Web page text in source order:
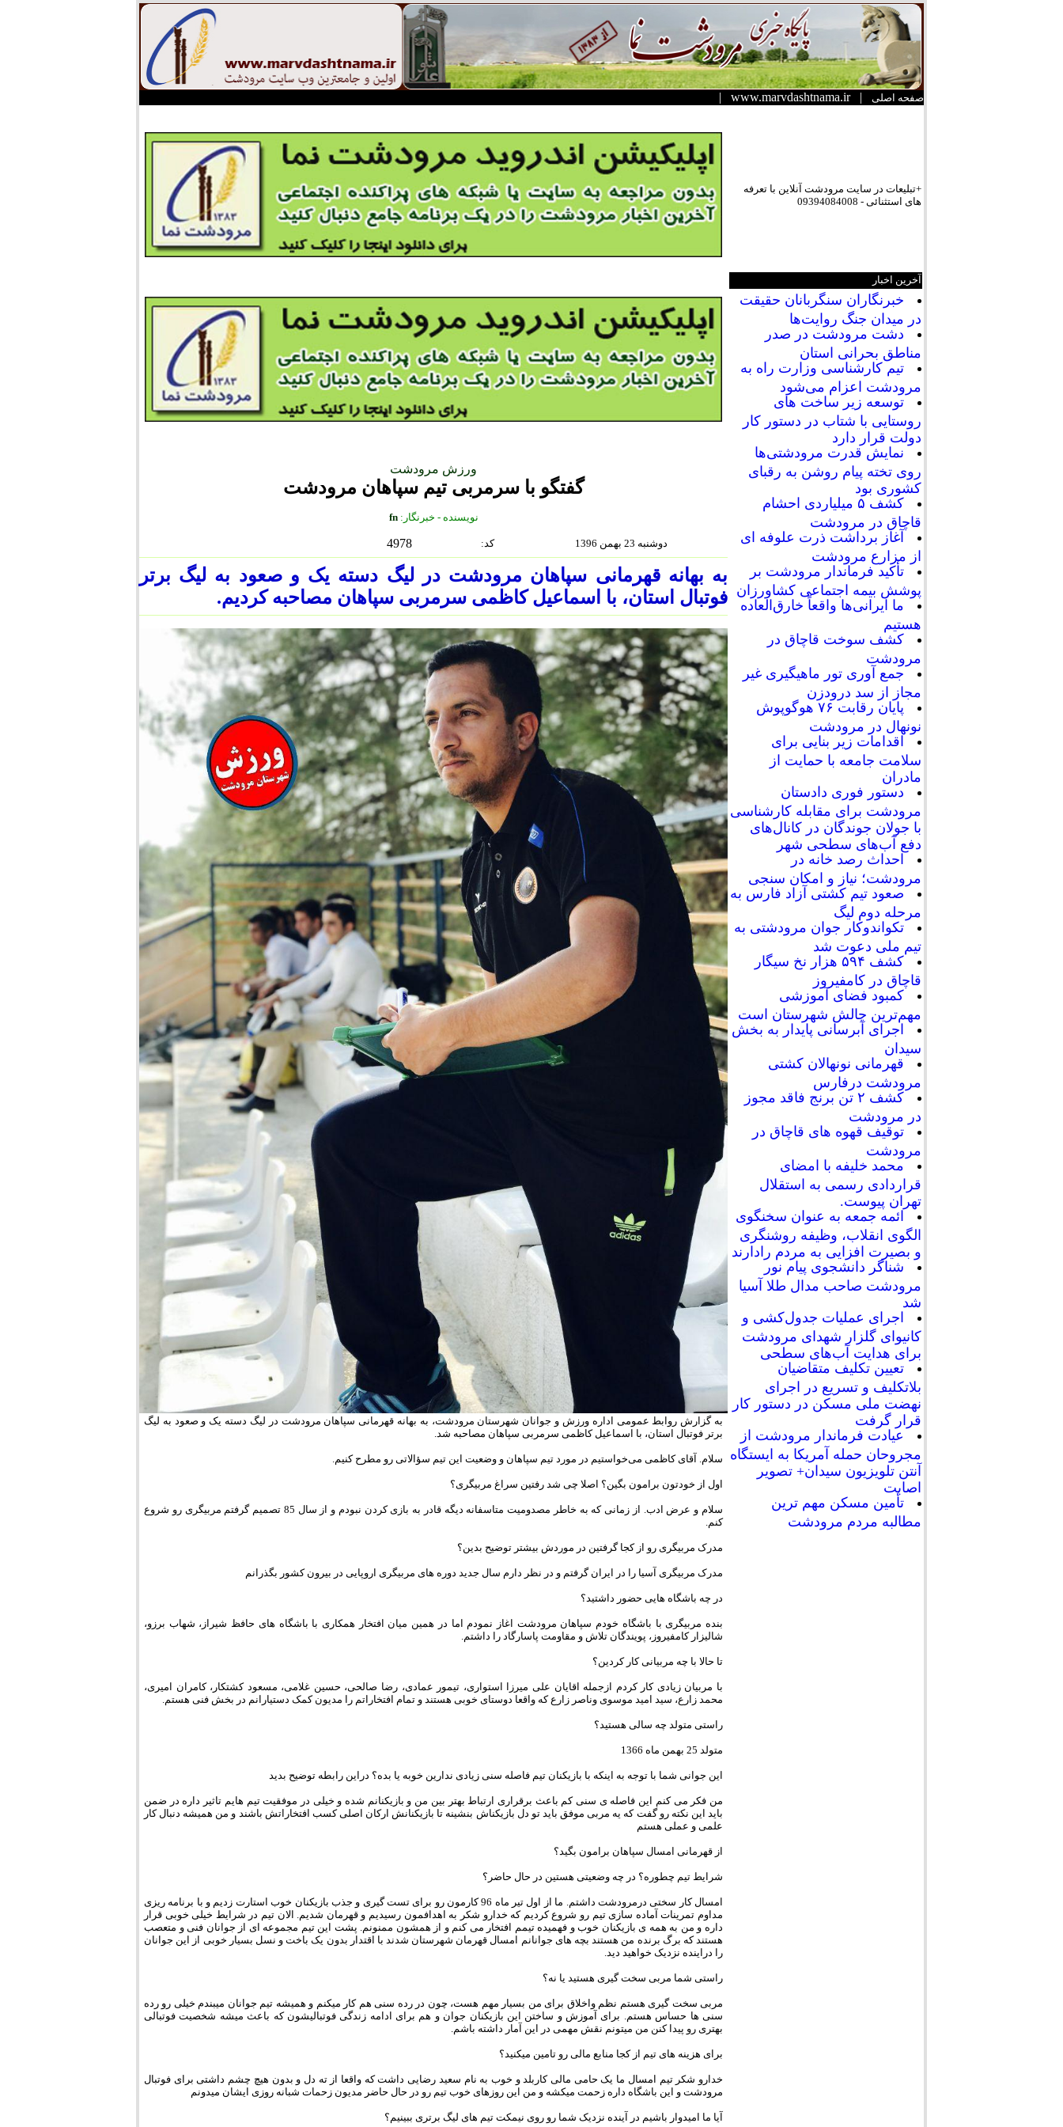
صفحه اصلی |
www.marvdashtnama.ir
|
+تبلیعات در سایت مرودشت آنلاین با تعرفه
های استثنائی - 09394084008
آخرین اخبار
خبرنگاران سنگربانان حقیقت
در میدان جنگ روایت‌ها
دشت مرودشت در صدر
مناطق بحرانی استان
تیم کارشناسی وزارت راه به
مرودشت اعزام می‌شود
توسعه زیر ساخت های
روستایی با شتاب در دستور کار
دولت قرار دارد
نمایش قدرت مرودشتی‌ها
روی تخته پیام روشن به رقبای
کشوری بود
کشف ۵ میلیاردی احشام
قاچاق در مرودشت
آغاز برداشت ذرت علوفه ای
از مزارع مرودشت
تأکید فرماندار مرودشت بر
پوشش بیمه اجتماعی کشاورزان
ما ایرانی‌ها واقعاً خارق‌العاده
هستیم
کشف سوخت قاچاق در
مرودشت
جمع آوری تور ماهیگیری غیر
مجاز از سد درودزن
پایان رقابت‌ ۷۶ هوگوپوش
نونهال در مرودشت
اقدامات زیر بنایی برای
سلامت جامعه با حمایت از
مادران
دستور فوری دادستان
مرودشت برای مقابله کارشناسی
با جولان جوندگان در کانال‌های
دفع آب‌های سطحی شهر
احداث رصد خانه در
مرودشت؛ نیاز و امکان سنجی
صعود تیم کشتی آزاد فارس به
مرحله دوم لیگ
تکواندوکار جوان مرودشتی به
تیم ملی دعوت شد
کشف ۵۹۴ هزار نخ سیگار
قاچاق در کامفیروز
کمبود فضای آموزشی
مهم‌ترین چالش شهرستان است
اجرای آبرسانی پایدار به بخش
سیدان
قهرمانی نونهالان کشتی
مرودشت درفارس
کشف ۲ تن برنج فاقد مجوز
در مرودشت
توقیف قهوه های قاچاق در
مرودشت
محمد خلیفه با امضای
قراردادی رسمی به استقلال
تهران پیوست.
ائمه جمعه به عنوان سخنگوی
الگوی انقلاب، وظیفه روشنگری
و بصیرت افزایی به مردم رادارند
شناگر دانشجوی پیام نور
مرودشت صاحب مدال طلا آسیا
شد
اجرای عملیات جدول‌کشی و
کانیوای گلزار شهدای مرودشت
برای هدایت آب‌های سطحی
تعیین تکلیف متقاضیان
بلاتکلیف و تسریع در اجرای
نهضت ملی مسکن در دستور کار
قرار گرفت
عیادت فرماندار مرودشت از
مجروحان حمله آمریکا به ایستگاه
آنتن تلویزیون سیدان+ تصویر
اصابت
تأمین مسکن مهم ترین
مطالبه مردم مرودشت
ورزش مرودشت
گفتگو با سرمربی تیم سپاهان مرودشت
نويسنده - خبرنگار:fn
4978 :كد دوشنبه 23 بهمن 1396
به بهانه قهرمانی سپاهان مرودشت در لیگ دسته یک و صعود به لیگ برتر
فوتبال استان، با اسماعیل کاظمی سرمربی سپاهان مصاحبه کردیم.
به گزارش روابط عمومی اداره ورزش و جوانان شهرستان مرودشت، به بهانه قهرمانی سپاهان مرودشت در لیگ دسته یک و صعود به لیگ
برتر فوتبال استان، با اسماعیل کاظمی سرمربی سپاهان مصاحبه شد.
سلام. آقای کاظمی می‌خواستیم در مورد تیم سپاهان و وضعیت این تیم سؤالاتی رو مطرح کنیم.
اول از خودتون برامون بگین؟ اصلا چی شد رفتین سراغ مربیگری؟
سلام و عرض ادب. از زمانی که به خاطر مصدومیت متاسفانه دیگه قادر به بازی کردن نبودم و از سال 85 تصمیم گرفتم مربیگری رو شروع
کنم.
مدرک مربیگری رو از کجا گرفتین در موردش بیشتر توضیح بدین؟
مدرک مربیگری آسیا را در ایران گرفتم و در نظر دارم سال جدید دوره های مربیگری اروپایی در بیرون کشور بگذرانم
در چه باشگاه هایی حضور داشتید؟
بنده مربیگری با باشگاه خودم سپاهان مرودشت اغاز نمودم اما در همین میان افتخار همکاری با باشگاه های حافظ شیراز، شهاب برزو،
شالیزار کامفیروز، پویندگان تلاش و مقاومت پاسارگاد را داشتم.
تا حالا با چه مربیانی کار کردین؟
با مربیان زیادی کار کردم ازجمله اقایان علی میرزا استواری، تیمور عمادی، رضا صالحی، حسین غلامی، مسعود کشتکار، کامران امیری،
محمد زارع، سید امید موسوی وناصر زارع که واقعا دوستای خوبی هستند و تمام افتخاراتم را مدیون کمک دستیارانم در بخش فنی هستم.
راستی متولد چه سالی هستید؟
متولد 25 بهمن ماه 1366
این جوانی شما با توجه به اینکه با بازیکنان تیم فاصله سنی زیادی ندارین خوبه یا بده؟ دراین رابطه توضیح بدید
من فکر می کنم این فاصله ی سنی کم باعث برقراری ارتباط بهتر بین من و بازیکنانم شده و خیلی در موفقیت تیم هایم تاثیر داره در ضمن
باید این نکته رو گفت که یه مربی موفق باید تو دل بازیکناش بنشینه تا بازیکنانش ارکان اصلی کسب افتخاراتش باشند و من همیشه دنبال کار
علمی و عملی هستم
از قهرمانی امسال سپاهان برامون بگید؟
شرایط تیم چطوره؟ در چه وضعیتی هستین در حال حاضر؟
امسال کار سختی درمرودشت داشتم. ما از اول تیر ماه 96 کارمون رو برای تست گیری و جذب بازیکنان خوب استارت زدیم و با برنامه ریزی
مداوم تمرینات آماده سازی تیم رو شروع کردیم که خدارو شکر به اهدافمون رسیدیم و قهرمان شدیم. الان تیم در شرایط خیلی خوبی قرار
داره و من به همه ی بازیکنان خوب و فهمیده تیمم افتخار می کنم و از همشون ممنونم. پشت این تیم مجموعه ای از جوانان فنی و متعصب
هستند که برگ برنده من هستند بچه های جوانانم امسال قهرمان شهرستان شدند با اقتدار بدون یک باخت و نسل بسیار خوبی از این جوانان
را دراینده نزدیک خواهید دید.
راستی شما مربی سخت گیری هستید یا نه؟
مربی سخت گیری هستم نظم واخلاق برای من بسیار مهم هست، چون در رده سنی هم کار میکنم و همیشه تیم جوانان میبندم خیلی رو رده
سنی ها حساس هستم. برای آموزش و ساختن این بازیکنان جوان و هم برای ادامه زندگی فوتبالیشون که باعث میشه شخصیت فوتبالی
بهتری رو پیدا کنن من میتونم نقش مهمی در این آمار داشته باشم.
برای هزینه های تیم از کجا منابع مالی رو تامین میکنید؟
خدارو شکر تیم امسال ما یک حامی مالی کاربلد و خوب به نام سعید رضایی داشت که واقعا از ته دل و بدون هیچ چشم داشتی برای فوتبال
مرودشت و این باشگاه داره زحمت میکشه و من این روزهای خوب تیم رو در حال حاضر مدیون زحمات شبانه روزی ایشان میدونم
آیا ما امیدوار باشیم در آینده نزدیک شما رو روی نیمکت تیم های لیگ برتری ببینیم؟